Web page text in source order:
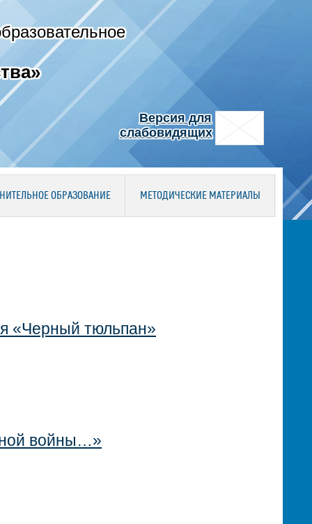
Версия для
слабовидящих
ОБРАЗОВАНИЕ МЕТОДИЧЕСКИЕ МАТЕРИАЛЫ
«Черный тюльпан»
войны…»